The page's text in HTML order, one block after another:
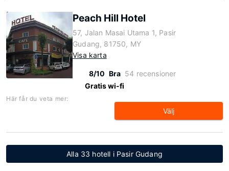
Peach Hill Hotel
57, Jalan Masai Utama 1, Pasir
Gudang, 81750, MY
Visa karta
8/10 Bra 54 recensioner
Gratis wi-fi
Här får du veta mer:
Välj
Alla 33 hotell i Pasir Gudang